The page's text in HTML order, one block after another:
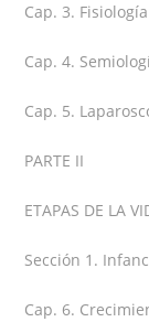
Cap. 3.
Cap. 4.
Cap. 5.
PARTE II
ETAPAS DE LA
Sección 1.
Cap. 6.